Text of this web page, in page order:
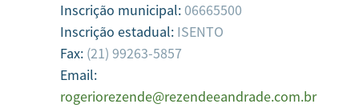
Inscrição municipal: 06665500
Inscrição estadual: ISENTO
Fax: (21) 99263-5857
Email:
rogeriorezende@rezendeeandrade.com.br